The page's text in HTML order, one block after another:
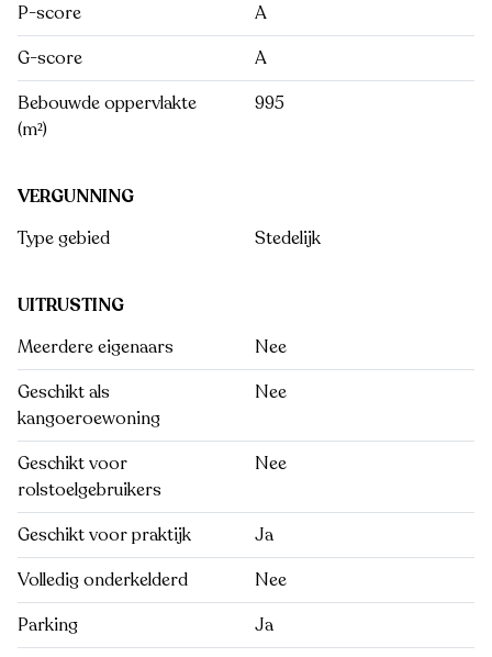
P-score
A
G-score
A
Bebouwde oppervlakte
(m²)
995
VERGUNNING
Type gebied
Stedelijk
UITRUSTING
Meerdere eigenaars
Nee
Geschikt als
kangoeroewoning
Nee
Geschikt voor
rolstoelgebruikers
Nee
Geschikt voor praktijk
Ja
Volledig onderkelderd
Nee
Parking
Ja